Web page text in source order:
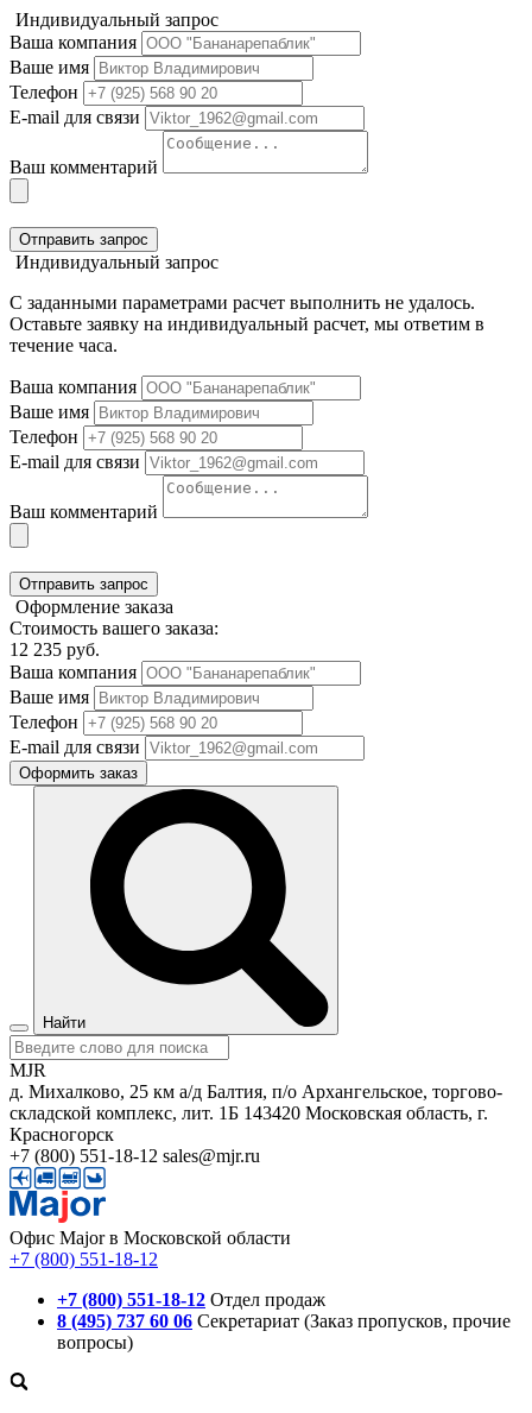
Индивидуальный запрос
Ваша компания
Ваше имя
Телефон
E-mail для связи
Ваш комментарий
Отправить запрос
Индивидуальный запрос
С заданными параметрами расчет выполнить не удалось.
Оставьте заявку на индивидуальный расчет, мы ответим в
течение часа.
Ваша компания
Ваше имя
Телефон
E-mail для связи
Ваш комментарий
Отправить запрос
Оформление заказа
Стоимость вашего заказа:
12 235 руб.
Ваша компания
Ваше имя
Телефон
E-mail для связи
Оформить заказ
Найти
MJR
д. Михалково, 25 км а/д Балтия, п/о Архангельское, торгово-
складской комплекс, лит. 1Б 143420 Московская область, г.
Красногорск
+7 (800) 551-18-12 sales@mjr.ru
Офис Major в Московской области
+7 (800) 551-18-12
+7 (800) 551-18-12 Отдел продаж
8 (495) 737 60 06 Секретариат (Заказ пропусков, прочие
вопросы)